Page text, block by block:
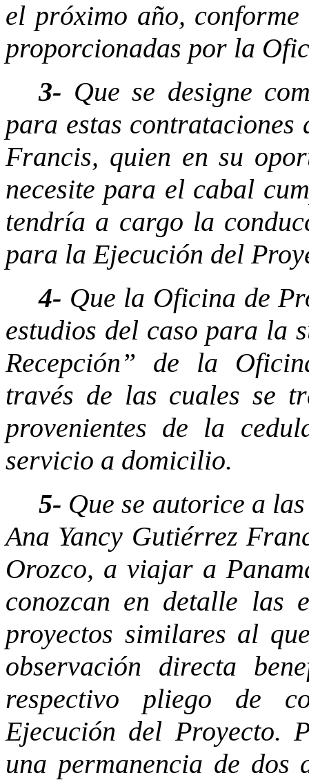
el próximo año,
proporcionadas por la
3- Que se designe
para estas contrataciones
Francis, quien en su
necesite para el cabal
tendría a cargo la
para la Ejecución del
4- Que la Oficina de
estudios del caso para la
Recepción” de la
través de las cuales se
provenientes de la
servicio a domicilio.
5- Que se autorice a
Ana Yancy Gutiérrez
Orozco, a viajar a
conozcan en detalle las
proyectos similares al
observación directa
respectivo pliego de
Ejecución del Proyecto.
una permanencia de dos